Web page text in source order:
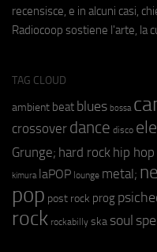
recensisce, e in alcuni casi,
Radiocoop sostiene l'arte, la
TAG CLOUD
ambient beat blues bossa
crossover dance disco
Grunge; hard rock hip hop
kimura laPOP lounge metal;
pop post rock prog
rock rockabilly ska soul